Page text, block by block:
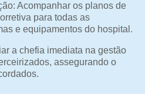
Acompanhar os planos de
para todas as
e equipamentos do hospital.
a chefia imediata na gestão
assegurando o